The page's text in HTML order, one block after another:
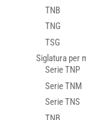
TNB
TNG
TSG
Siglatura per
Serie TNP
Serie TNM
Serie TNS